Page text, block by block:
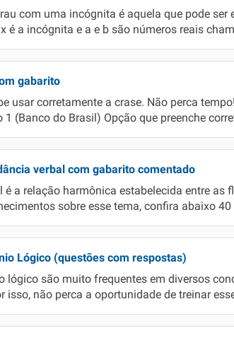
com uma incógnita é aquela que pode ser
é a incógnita e a e b são números reais
gabarito
usar corretamente a crase. Não perca
1 (Banco do Brasil) Opção que preenche
verbal com gabarito comentado
é a relação harmônica estabelecida entre as
sobre esse tema, confira abaixo
Lógico (questões com respostas)
lógico são muito frequentes em diversos
isso, não perca a oportunidade de treinar